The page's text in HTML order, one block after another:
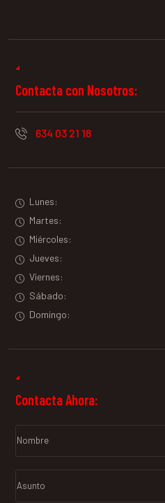
Contacta con Nosotros:
634 03 21 18
Lunes:
Martes:
Miércoles:
Jueves:
Viernes:
Sábado:
Domingo:
Contacta Ahora: